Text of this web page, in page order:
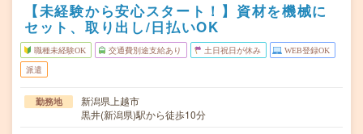
【未経験から安心スタート！】資材を機械に
セット、取り出し/日払いOK
職種未経験OK 交通費別途支給あり 土日祝日が休み WEB登録OK
派遣
勤務地
新潟県上越市
黒井(新潟県)駅から徒歩10分